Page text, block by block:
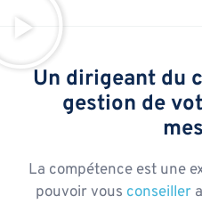
Un dirigeant du
gestion de
La compétence est une
pouvoir vous conseiller